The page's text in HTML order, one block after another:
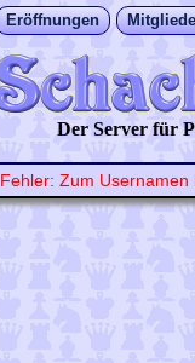
Eröffnungen
Der Server für
Fehler: Zum Usernamen